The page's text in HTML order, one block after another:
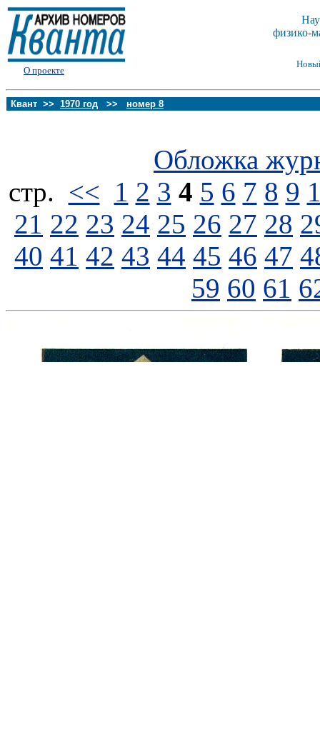
О проекте
физико-
Квант >> 1970 год >> номер 8
Обложка
стp. << 1 2 3 4 5 6 7 8 9
21 22 23 24 25 26 27 28
40 41 42 43 44 45 46 47
59 60 61